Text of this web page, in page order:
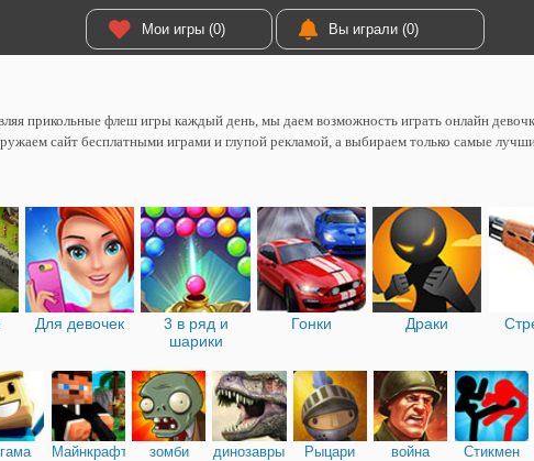
Мои игры (0) Вы играли (0)
прикольные флеш игры каждый день, мы даем возможность играть онлайн
сайт бесплатными играми и глупой рекламой, а выбираем только самые
Для девочек
3 в ряд и
шарики
Гонки Драки
Майнкрафт зомби динозавры Рыцари война Стикмен